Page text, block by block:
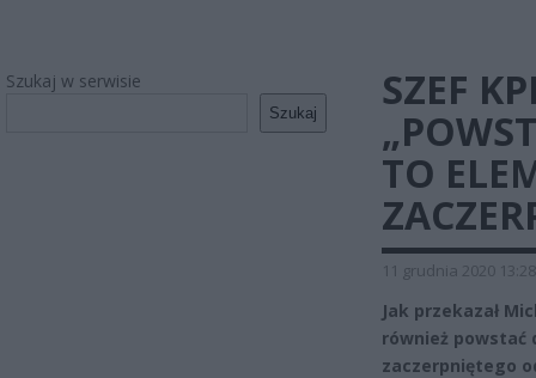
Szukaj w serwisie
Szukaj
SZEF
TO
11 grudnia 2020 13:28
Jak przekazał
również powstać
zaczerpniętego